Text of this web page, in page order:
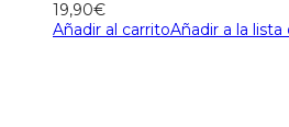
19,90€
Añadir al carritoAñadir a la